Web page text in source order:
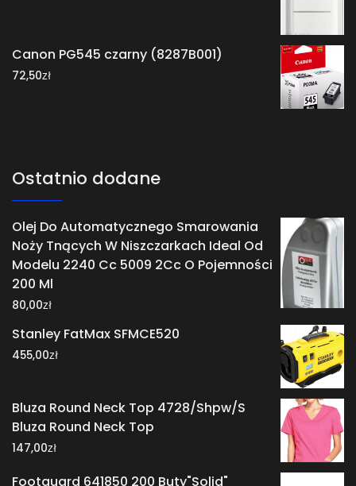
Canon PG545 czarny (8287B001)
72,50zł
Ostatnio dodane
Olej Do Automatycznego Smarowania
Noży Tnących W Niszczarkach Ideal Od
Modelu 2240 Cc 5009 2Cc O Pojemności
200 Ml
80,00zł
Stanley FatMax SFMCE520
455,00zł
Bluza Round Neck Top 4728/Shpw/S
Bluza Round Neck Top
147,00zł
Footguard 641850 200 Buty"Solid"